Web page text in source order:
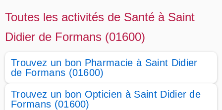
Toutes les activités de Santé à Saint
Didier de Formans (01600)
Trouvez un bon Pharmacie à Saint Didier
de Formans (01600)
Trouvez un bon Opticien à Saint Didier de
Formans (01600)